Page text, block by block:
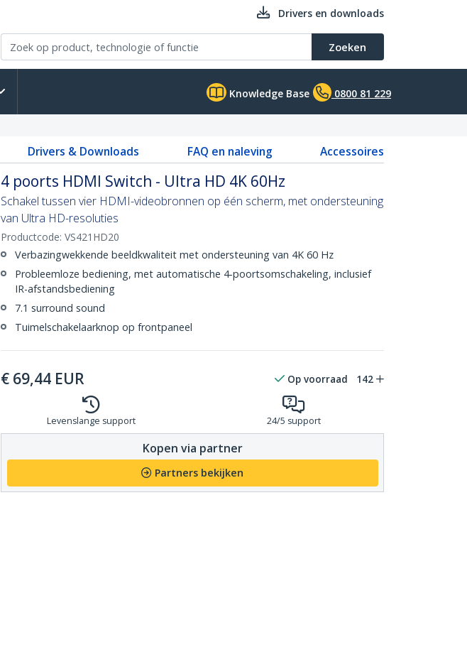
Drivers en downloads
Zoeken
Knowledge Base 0800 81 229
Drivers & Downloads FAQ en naleving Accessoires
4 poorts HDMI Switch - Ultra HD 4K 60Hz
Schakel tussen vier HDMI-videobronnen op één scherm, met ondersteuning
van Ultra HD-resoluties
Productcode: VS421HD20
Verbazingwekkende beeldkwaliteit met ondersteuning van 4K 60 Hz
Probleemloze bediening, met automatische 4-poortsomschakeling, inclusief
IR-afstandsbediening
7.1 surround sound
Tuimelschakelaarknop op frontpaneel
€ 69,44 EUR Op voorraad 142
Levenslange support 24/5 support
Kopen via partner
Partners bekijken